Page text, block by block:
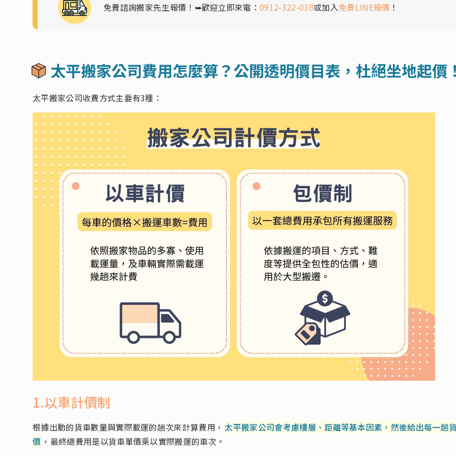
免費諮詢搬家先生報價！ ➥歡迎立即來電：0912-322-038或加入免費LINE報價 ！
太平搬家公司費用怎麼算？公開透明價目表，杜絕坐地起價
太平搬家公司收費方式主要有3種：
1.以車計價制
根據出動的貨車數量與實際載運的趟次來計算費用， 太平搬家公司會考慮樓層、距離等基本因素，然後給出每一趟
價 ，最終總費用是以貨車單價乘以實際搬運的車次。